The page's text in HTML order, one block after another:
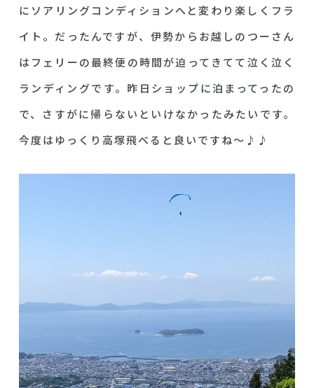
にソアリングコンディションへと変わり楽しくフラ
イト。だったんですが、伊勢からお越しのつーさん
はフェリーの最終便の時間が迫ってきてて泣く泣く
ランディングです。昨日ショップに泊まってったの
で、さすがに帰らないといけなかったみたいです。
今度はゆっくり高塚飛べると良いですね～♪♪